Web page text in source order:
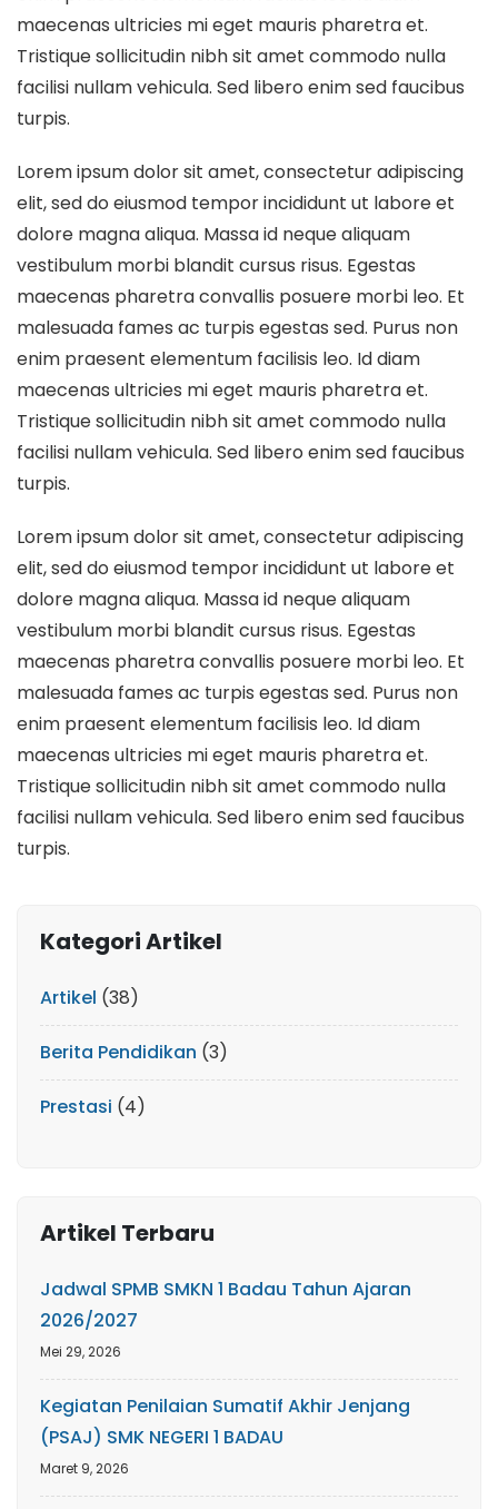
maecenas ultricies mi eget mauris pharetra et.
Tristique sollicitudin nibh sit amet commodo nulla
facilisi nullam vehicula. Sed libero enim sed faucibus
turpis.
Lorem ipsum dolor sit amet, consectetur adipiscing
elit, sed do eiusmod tempor incididunt ut labore et
dolore magna aliqua. Massa id neque aliquam
vestibulum morbi blandit cursus risus. Egestas
maecenas pharetra convallis posuere morbi leo. Et
malesuada fames ac turpis egestas sed. Purus non
enim praesent elementum facilisis leo. Id diam
maecenas ultricies mi eget mauris pharetra et.
Tristique sollicitudin nibh sit amet commodo nulla
facilisi nullam vehicula. Sed libero enim sed faucibus
turpis.
Lorem ipsum dolor sit amet, consectetur adipiscing
elit, sed do eiusmod tempor incididunt ut labore et
dolore magna aliqua. Massa id neque aliquam
vestibulum morbi blandit cursus risus. Egestas
maecenas pharetra convallis posuere morbi leo. Et
malesuada fames ac turpis egestas sed. Purus non
enim praesent elementum facilisis leo. Id diam
maecenas ultricies mi eget mauris pharetra et.
Tristique sollicitudin nibh sit amet commodo nulla
facilisi nullam vehicula. Sed libero enim sed faucibus
turpis.
Kategori Artikel
Artikel (38)
Berita Pendidikan (3)
Prestasi (4)
Artikel Terbaru
Jadwal SPMB SMKN 1 Badau Tahun Ajaran
2026/2027
Mei 29, 2026
Kegiatan Penilaian Sumatif Akhir Jenjang
(PSAJ) SMK NEGERI 1 BADAU
Maret 9, 2026